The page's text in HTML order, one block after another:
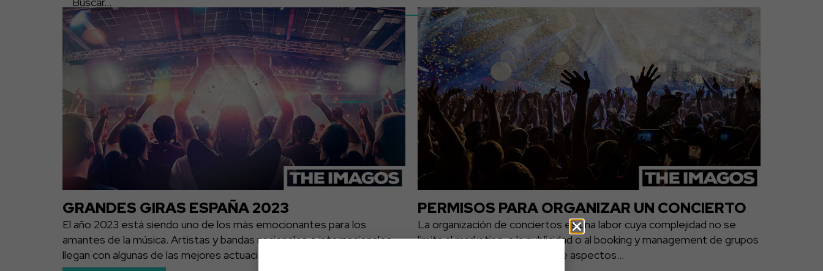
GRANDES GIRAS ESPAÑA 2023
El año 2023 está siendo uno de los más emocionantes para los
amantes de la música. Artistas y bandas nacionales e internacionales
llegan con algunas de las mejores actuaciones en...
PERMISOS PARA ORGANIZAR UN CONCIERTO
La organización de conciertos es una labor cuya complejidad no se
limita al marketing, a la publicidad o al booking y management de grupos
musicales. Existen una serie de aspectos...